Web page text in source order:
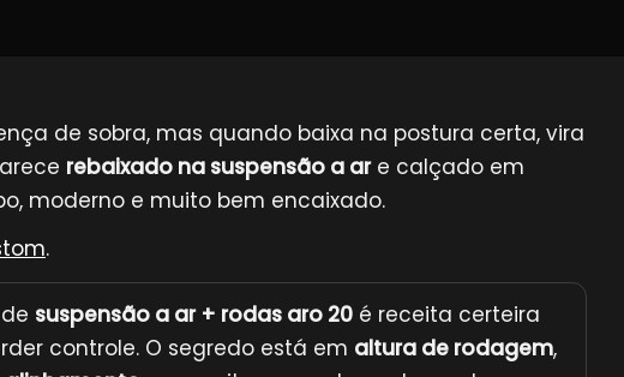
de sobra, mas quando baixa na postura certa, vira
rebaixado na suspensão a are calçado em
moderno e muito bem encaixado.
.
suspensão a ar + rodas aro 20 é receita certeira
controle. O segredo está em altura de rodagem,